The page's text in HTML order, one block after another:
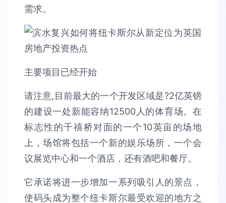
需求。
主要项目已经开始
请注意,目前最大的一个开发区域是?2亿英镑
的建设一处新能容纳12500人的体育场。在
标志性的千禧桥对面的一个10英亩的场地
上，场馆将包括一个新的娱乐场所，一个会
议展览中心和一个酒店，还有酒吧和餐厅。
它承诺将进一步增加一系列吸引人的景点，
使码头成为整个纽卡斯尔最受欢迎的地方之